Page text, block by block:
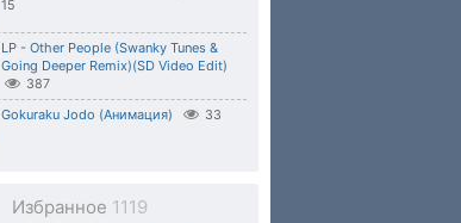
15
LP - Other People (Swanky Tunes &
Going Deeper Remix)(SD Video Edit)
387
Gokuraku Jodo (Анимация) 33
Избранное 1119